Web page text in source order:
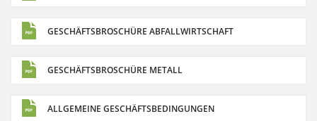
GESCHÄFTSBROSCHÜRE ABFALLWIRTSCHAFT
GESCHÄFTSBROSCHÜRE METALL
ALLGEMEINE GESCHÄFTSBEDINGUNGEN